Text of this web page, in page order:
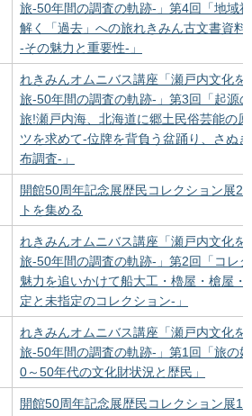
旅-50年間の調査の軌跡-」第4回「地域
解く「過去」への旅れきみん古文書資料
-その魅力と重要性-」
れきみんオムニバス講座「瀬戸内文化を
旅-50年間の調査の軌跡-」第3回「起源
旅!瀬戸内海、北海道に郷土民俗芸能の
ツを求めて-位牌を背負う盆踊り、さぬ
布調査-」
開館50周年記念展歴民コレクション展2
トを集める
れきみんオムニバス講座「瀬戸内文化を
旅-50年間の調査の軌跡-」第2回「コレ
魅力を追いかけて船大工・櫓屋・槍屋・
定と未指定のコレクション-」
れきみんオムニバス講座「瀬戸内文化を
旅-50年間の調査の軌跡-」第1回「旅の
0～50年代の文化財状況と歴民」
開館50周年記念展歴民コレクション展1